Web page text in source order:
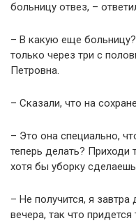
больницу отвез, –
– В какую еще
только через три с
Петровна.
– Сказали, что на
– Это она специально,
теперь делать? Приходи
хотя бы уборку
– Не получится, я
вечера, так что